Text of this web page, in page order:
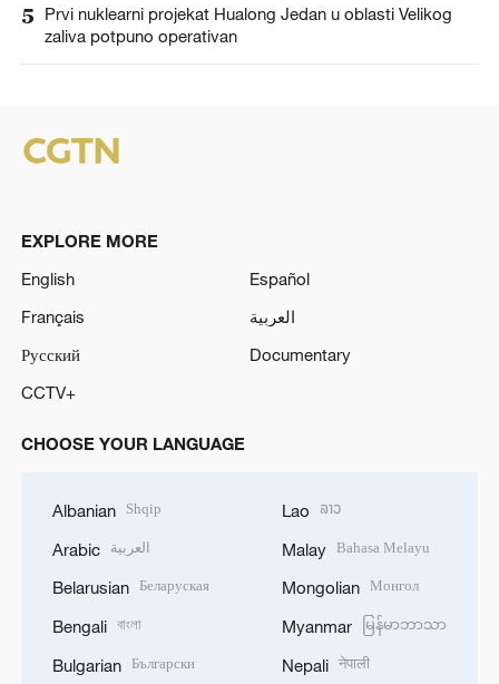
5
Prvi nuklearni projekat Hualong Jedan u oblasti Velikog
zaliva potpuno operativan
EXPLORE MORE
English
Español
Français
العربية
Русский
Documentary
CCTV+
CHOOSE YOUR LANGUAGE
Albanian Shqip
Arabic العربية
Belarusian Беларуская
Bengali বাংলা
Bulgarian Български
Lao ລາວ
Malay Bahasa Melayu
Mongolian Монгол
Myanmar မြန်မာဘာသာ
Nepali नेपाली